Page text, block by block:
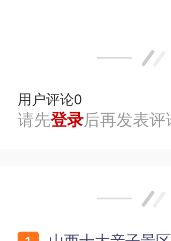
用户评论0
请先登录后再发表评